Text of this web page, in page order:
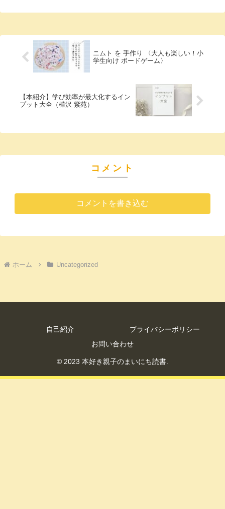
ニムト を 手作り 〈大人も楽しい！小
学生向け ボードゲーム〉
【本紹介】学び効率が最大化するイン
プット大全（樺沢 紫苑）
コメント
コメントを書き込む
ホーム Uncategorized
自己紹介
プライバシーポリシー
お問い合わせ
© 2023 本好き親子のまいにち読書.